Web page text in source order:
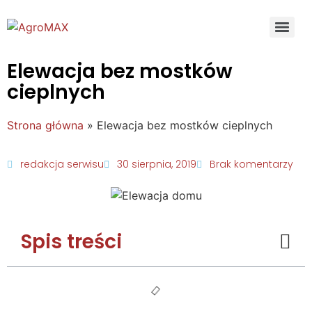
Elewacja bez mostków
cieplnych
Strona główna » Elewacja bez mostków cieplnych
redakcja serwisu 30 sierpnia, 2019 Brak komentarzy
Spis treści